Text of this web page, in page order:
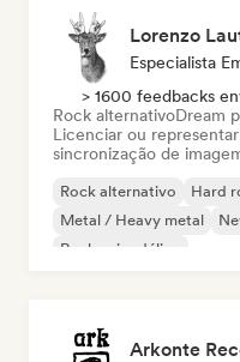
Lorenzo
Especialista
> 1600 feedbacks
Rock alternativoDream
Licenciar ou
sincronização de
Rock alternativo Hard
Metal / Heavy metal
Rock psicodélico
Arkonte